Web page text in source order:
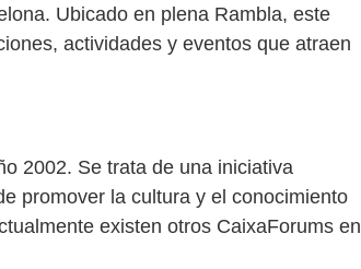
Ubicado en plena Rambla, este
actividades y eventos que atraen
2002. Se trata de una iniciativa
promover la cultura y el conocimiento
existen otros CaixaForums en